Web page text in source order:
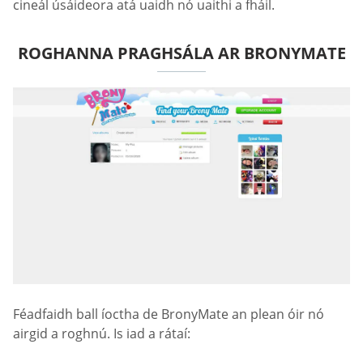
cineál úsáideora atá uaidh nó uaithi a fháil.
ROGHANNA PRAGHSÁLA AR BRONYMATE
Féadfaidh ball íoctha de BronyMate an plean óir nó
airgid a roghnú. Is iad a rátaí: